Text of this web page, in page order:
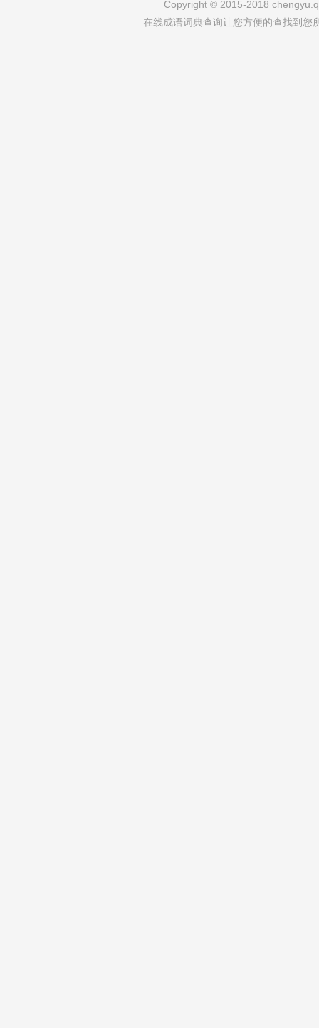
Copyright © 2015-2018
在线成语词典查询让您方便的查找到您